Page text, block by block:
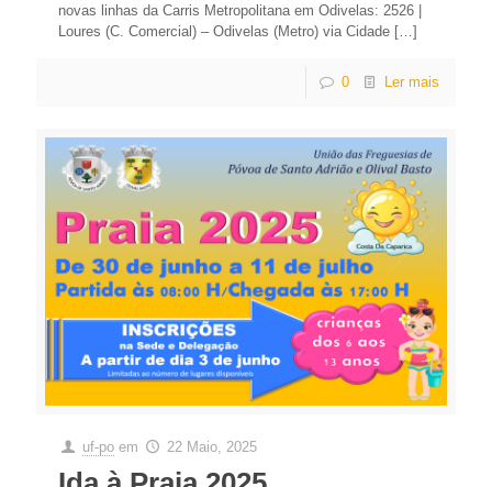
novas linhas da Carris Metropolitana em Odivelas: 2526 |
Loures (C. Comercial) – Odivelas (Metro) via Cidade […]
0 Ler mais
uf-po em 22 Maio, 2025